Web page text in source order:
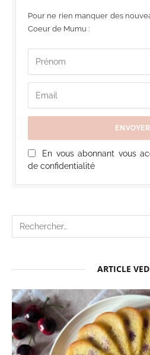
Pour ne rien manquer des
Coeur de Mumu :
En vous abonnant vous
de confidentialité
ARTICLE